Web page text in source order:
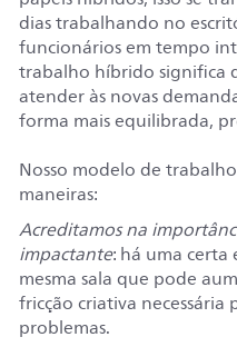
dias trabalhando no
funcionários em tempo
trabalho híbrido significa
atender às novas
forma mais equilibrada,
Nosso modelo de
maneiras:
Acreditamos na
impactante: há uma
mesma sala que pode
fricção criativa necessária
problemas.